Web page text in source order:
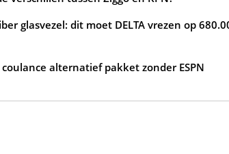
glasvezel: dit moet DELTA vrezen op
alternatief pakket zonder ESPN